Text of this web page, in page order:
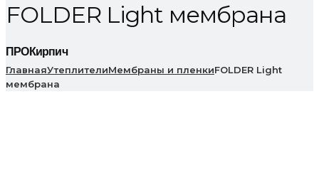
FOLDER Light мембрана
ПРОКирпич
ГлавнаяУтеплителиМембраны и пленкиFOLDER Light
мембрана